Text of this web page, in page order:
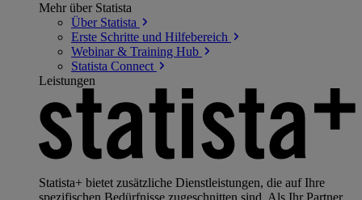
Mehr über Statista
Über Statista
Erste Schritte und Hilfebereich
Webinar & Training Hub
Statista Connect
Leistungen
Statista+ bietet zusätzliche Dienstleistungen, die auf Ihre
spezifischen Bedürfnisse zugeschnitten sind. Als Ihr Partner